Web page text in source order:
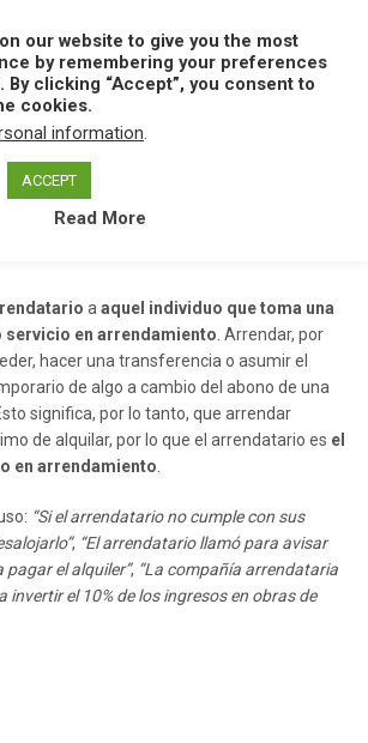
MENU
a aquel individuo que toma una
servicio en arrendamiento . Arrendar, por
hacer una transferencia o asumir el
de algo a cambio del abono de una
significa, por lo tanto, que arrendar
de alquilar, por lo que el arrendatario es el
en arrendamiento
“Si el arrendatario no cumple con sus
, “El arrendatario llamó para avisar
pagar el alquiler”, “La compañía arrendataria
invertir el 10% de los ingresos en obras de
our website to give you the most
by remembering your preferences
By clicking “Accept”, you consent to
cookies.
information.
ACCEPT
Read More